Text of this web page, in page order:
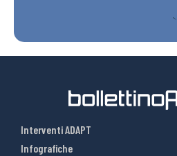
Interventi ADAPT
Infografiche